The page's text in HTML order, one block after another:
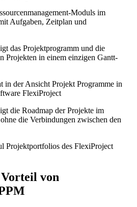
das Projektprogramm und die
Projekten in einem einzigen Gantt-
die Roadmap der Projekte im
die Verbindungen zwischen den
von